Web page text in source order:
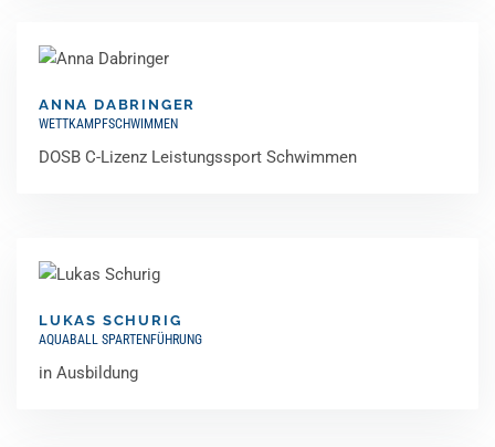
ANNA DABRINGER
WETTKAMPFSCHWIMMEN
DOSB C-Lizenz Leistungssport Schwimmen
LUKAS SCHURIG
AQUABALL SPARTENFÜHRUNG
in Ausbildung